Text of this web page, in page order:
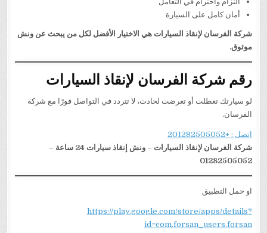
أمان كامل على السيارة
شركة الفرسان لإنقاذ السيارات هي الاختيار الأفضل لكل من يبحث عن ونش
موثوق.
رقم شركة الفرسان لإنقاذ السيارات
لو سيارتك تعطلت أو تعرضت لحادث، لا تتردد في التواصل فورًا مع شركة
الفرسان.
اتصل : +201282505052
شركة الفرسان لإنقاذ السيارات – ونش إنقاذ سيارات 24 ساعة –
01282505052
او حمل التطبيق
https://play.google.com/store/apps/details?
id=com.forsan_users.forsan